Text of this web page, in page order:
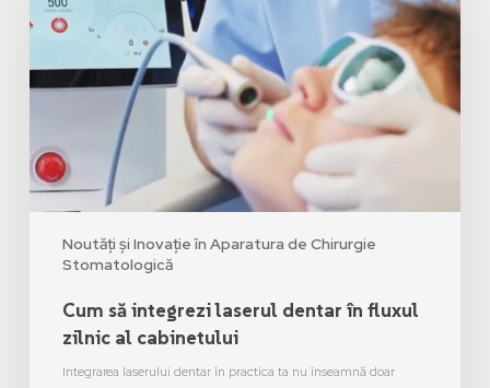
Noutăți și Inovație în Aparatura de Chirurgie
Stomatologică
Cum să integrezi laserul dentar în fluxul
zilnic al cabinetului
Integrarea laserului dentar în practica ta nu înseamnă doar